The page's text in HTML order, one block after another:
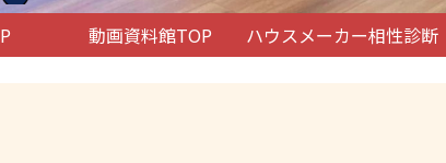
動画資料館TOP ハウスメーカー相性診断